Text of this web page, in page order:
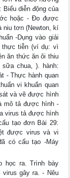
diễn động của
hoặc - Đo được
niu tơn (Newton, kí
-Dụng vào giải
thực tiễn (ví dụ: vì
ăn thức ăn ôi thiu
chua, ). hành:
- Thực hành quan
vi khuẩn quan
và vẽ được hình
mô tả được hình -
virus tả được hình
tạo đơn Bài 29:
được virus và vi
có cấu tạo -Máy
học ra. Trình bày
gây ra. - Nêu